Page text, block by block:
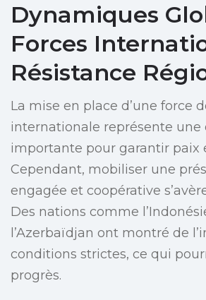
Dynamiques
Forces
Résistance
La mise en place d’une force
internationale représente une
importante pour garantir paix
Cependant, mobiliser une
engagée et coopérative
Des nations comme
l’Azerbaïdjan ont montré de
conditions strictes, ce qui
progrès.